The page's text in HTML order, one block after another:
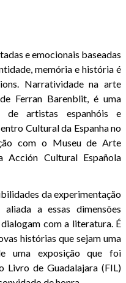
e emocionais baseadas
memória e história é
Narratividade na arte
Ferran Barenblit, é uma
de artistas espanhóis e
Cultural da Espanha no
com o Museu de Arte
Cultural Española
da experimentação
a essas dimensões
com a literatura. É
histórias que sejam uma
uma exposição que foi
Livro de Guadalajara (FIL)